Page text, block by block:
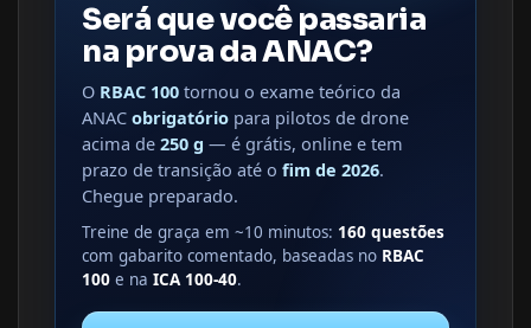
Será que você passaria
na prova da ANAC?
O RBAC 100 tornou o exame teórico da
ANAC obrigatório para pilotos de drone
acima de 250 g — é grátis, online e tem
prazo de transição até o fim de 2026.
Chegue preparado.
Treine de graça em ~10 minutos: 160 questões
com gabarito comentado, baseadas no RBAC
100 e na ICA 100-40.